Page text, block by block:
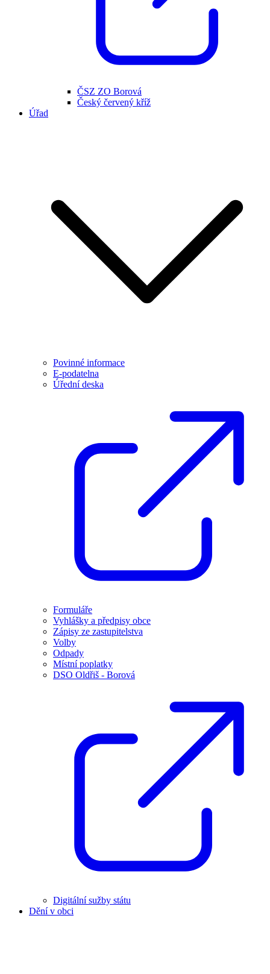
ČSZ ZO Borová
Český červený kříž
Úřad
Povinné informace
E-podatelna
Úřední deska
Formuláře
Vyhlášky a předpisy obce
Zápisy ze zastupitelstva
Volby
Odpady
Místní poplatky
DSO Oldřiš - Borová
Digitální sužby státu
Dění v obci